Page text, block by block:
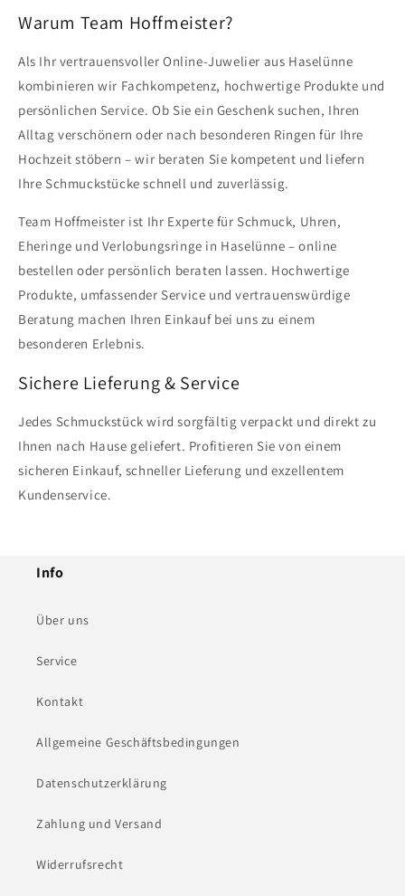
Warum Team Hoffmeister?
Als Ihr vertrauensvoller Online-Juwelier aus Haselünne
kombinieren wir Fachkompetenz, hochwertige Produkte und
persönlichen Service. Ob Sie ein Geschenk suchen, Ihren
Alltag verschönern oder nach besonderen Ringen für Ihre
Hochzeit stöbern – wir beraten Sie kompetent und liefern
Ihre Schmuckstücke schnell und zuverlässig.
Team Hoffmeister ist Ihr Experte für Schmuck, Uhren,
Eheringe und Verlobungsringe in Haselünne – online
bestellen oder persönlich beraten lassen. Hochwertige
Produkte, umfassender Service und vertrauenswürdige
Beratung machen Ihren Einkauf bei uns zu einem
besonderen Erlebnis.
Sichere Lieferung & Service
Jedes Schmuckstück wird sorgfältig verpackt und direkt zu
Ihnen nach Hause geliefert. Profitieren Sie von einem
sicheren Einkauf, schneller Lieferung und exzellentem
Kundenservice.
Info
Über uns
Service
Kontakt
Allgemeine Geschäftsbedingungen
Datenschutzerklärung
Zahlung und Versand
Widerrufsrecht